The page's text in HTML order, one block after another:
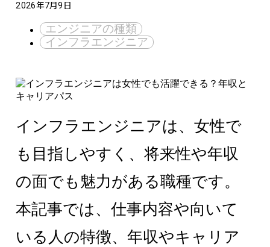
2026年7月9日
エンジニアの種類
インフラエンジニア
インフラエンジニアは、女性で
も目指しやすく、将来性や年収
の面でも魅力がある職種です。
本記事では、仕事内容や向いて
いる人の特徴、年収やキャリア